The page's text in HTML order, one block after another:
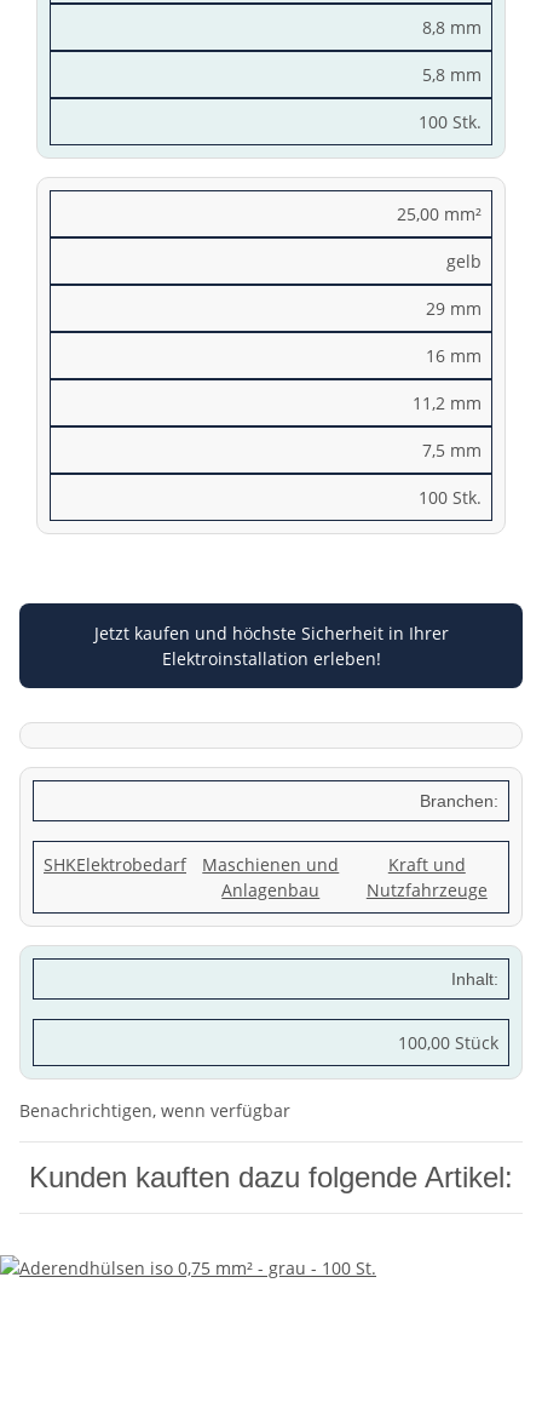
8,8 mm
5,8 mm
100 Stk.
25,00 mm²
gelb
29 mm
16 mm
11,2 mm
7,5 mm
100 Stk.
Jetzt kaufen und höchste Sicherheit in Ihrer
Elektroinstallation erleben!
Branchen:
SHKElektrobedarf
Maschienen und
Anlagenbau
Kraft und
Nutzfahrzeuge
Inhalt:
100,00 Stück
Benachrichtigen, wenn verfügbar
Kunden kauften dazu folgende Artikel: